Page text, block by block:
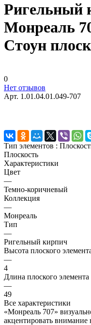
Ригельный
Монреаль
Стоун
0
Нет отзывов
Арт. 1.01.04.01.049-707
Тип элементов :
Плоскость
Характеристики
Цвет
—
Темно-коричневый
Коллекция
—
Монреаль
Тип
—
Ригельный кирпич
Высота плоского
—
4
Длина плоского
—
49
Все характеристики
«Монреаль 707»
акцентировать внимание